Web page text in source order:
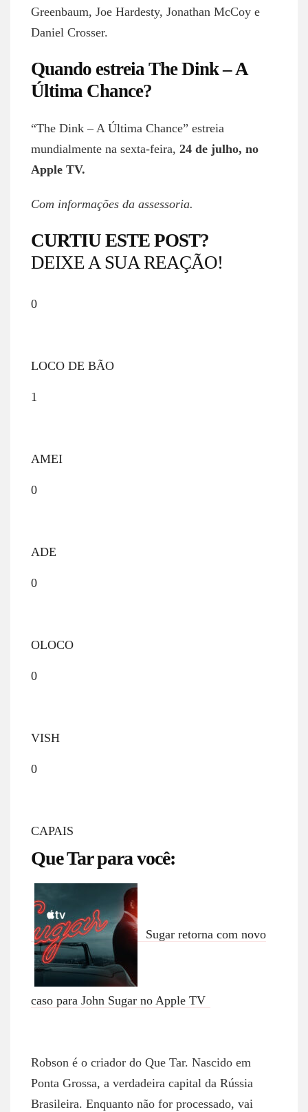
Greenbaum, Joe Hardesty, Jonathan McCoy e
Daniel Crosser.
Quando estreia The Dink – A
Última Chance?
“The Dink – A Última Chance” estreia
mundialmente na sexta-feira, 24 de julho, no
Apple TV.
Com informações da assessoria.
CURTIU ESTE POST?
DEIXE A SUA REAÇÃO!
0
LOCO DE BÃO
1
AMEI
0
ADE
0
OLOCO
0
VISH
0
CAPAIS
Que Tar para você:
Sugar retorna com novo
caso para John Sugar no Apple TV
Robson é o criador do Que Tar. Nascido em
Ponta Grossa, a verdadeira capital da Rússia
Brasileira. Enquanto não for processado, vai